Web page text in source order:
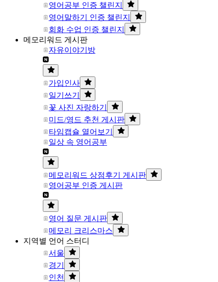
영어공부 인증 챌린지
영어말하기 인증 챌린지
회화 수업 인증 챌린지
메모리워드 게시판
자유이야기방
가입인사
일기쓰기
꽃 사진 자랑하기
미드/영드 추천 게시판
타임캡슐 열어보기
일상 속 영어공부
메모리워드 상점후기 게시판
영어공부 인증 게시판
영어 질문 게시판
메모리 크리스마스
지역별 언어 스터디
서울
경기
인천